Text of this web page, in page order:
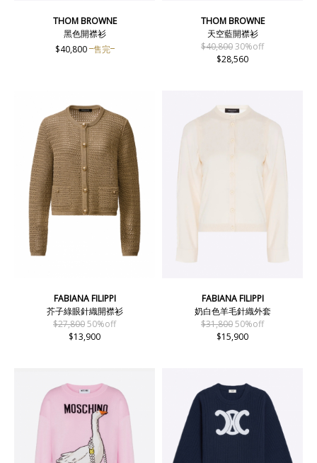
THOM BROWNE
黑色開襟衫
$40,800 售完
THOM BROWNE
天空藍開襟衫
$40,80030%off
$28,560
FABIANA FILIPPI
芥子綠眼針織開襟衫
$27,80050%off
$13,900
FABIANA FILIPPI
奶白色羊毛針織外套
$31,80050%off
$15,900